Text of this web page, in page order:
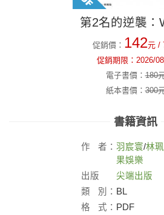
第2名的逆襲：
促銷價： 142元 /
促銷期限： 2026/
電子書價：180
紙本書價：300
書籍資訊
作 者： 羽宸寰/林
果娛樂
出版
社：
尖端出版
類
別： BL
格
式： PDF